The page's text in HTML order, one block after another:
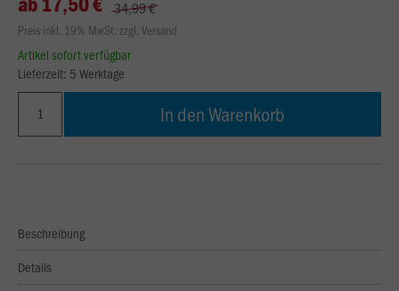
34,99 €
Preis inkl. 19% MwSt. zzgl. Versand
Artikel sofort verfügbar
Lieferzeit: 5 Werktage
In den Warenkorb
Beschreibung
Details